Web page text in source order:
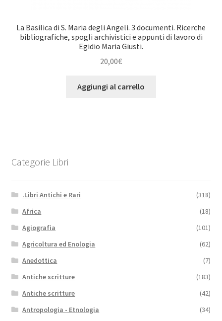
La Basilica di S. Maria degli Angeli. 3 documenti. Ricerche
bibliografiche, spogli archivistici e appunti di lavoro di
Egidio Maria Giusti.
20,00€
Aggiungi al carrello
Categorie Libri
.Libri Antichi e Rari
(318)
Africa
(18)
Agiografia
(101)
Agricoltura ed Enologia
(62)
Anedottica
(7)
Antiche scritture
(183)
Antiche scritture
(42)
Antropologia - Etnologia
(34)